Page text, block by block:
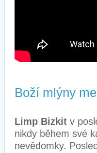
Boží mlýny
Limp Bizkit v
nikdy během své
nevědomky.